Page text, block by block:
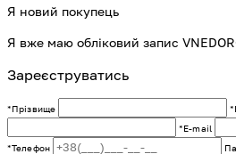
Я новий покупець
Я вже маю обліковий запис
Зареєструватись
*Прізвище
*E-mail
*Телефон